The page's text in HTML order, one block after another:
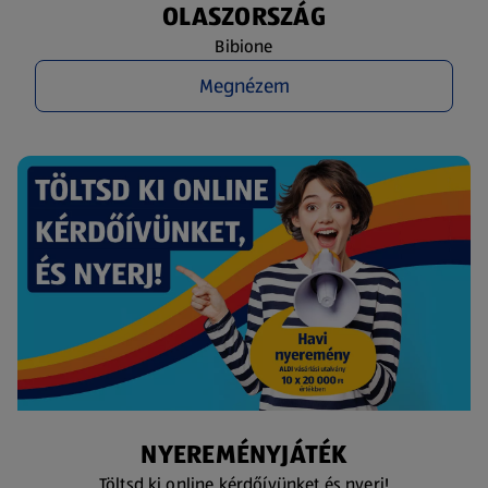
OLASZORSZÁG
Bibione
Megnézem
NYEREMÉNYJÁTÉK